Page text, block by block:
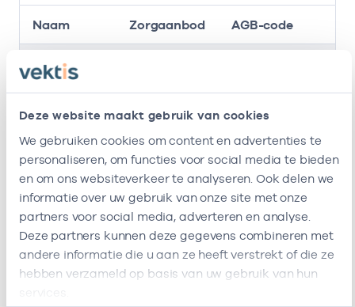
Deze website maakt gebruik van cookies
We gebruiken cookies om content en advertenties te
personaliseren, om functies voor social media te bieden
en om ons websiteverkeer te analyseren. Ook delen we
informatie over uw gebruik van onze site met onze
partners voor social media, adverteren en analyse.
Deze partners kunnen deze gegevens combineren met
andere informatie die u aan ze heeft verstrekt of die ze
hebben verzameld op basis van uw gebruik van hun
Naam Zorgaanbod AGB-code
Viva
Zorggroep
Woon-
Zorgcentrum
St. Agnes
Ergotherapie 42420603
Ergotherapie
Stichting
Viva!
Zorggroep
Ergotherapie 75750178 29-02-